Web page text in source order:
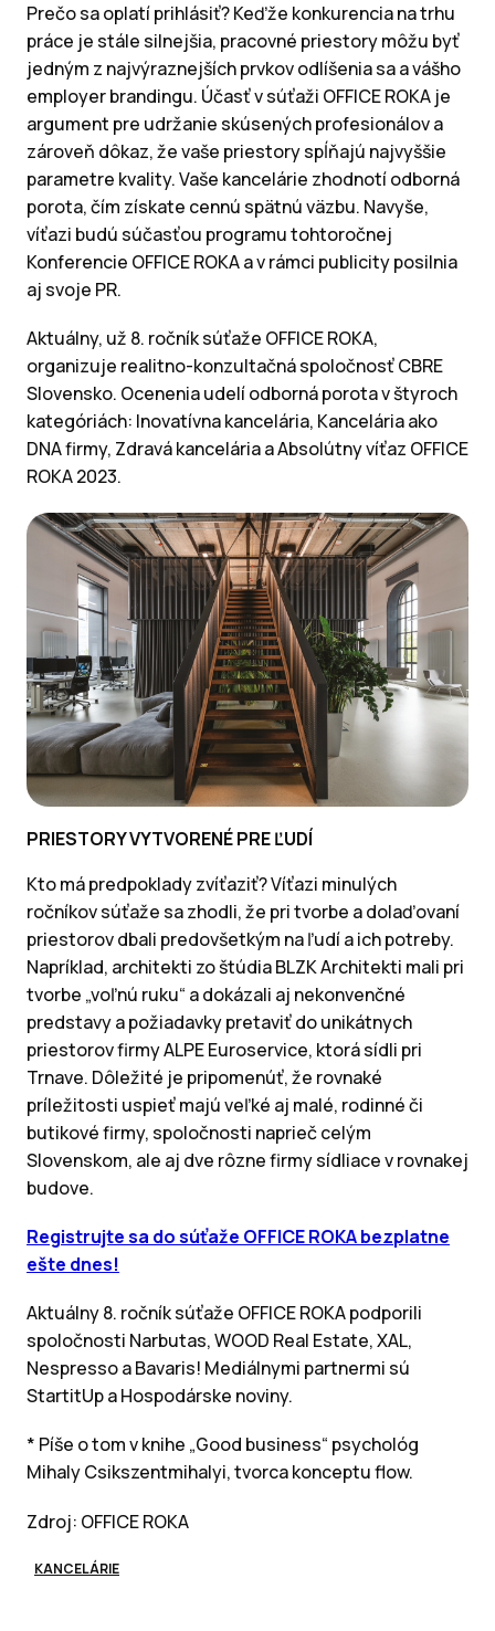
Prečo sa oplatí prihlásiť? Keďže konkurencia na trhu
práce je stále silnejšia, pracovné priestory môžu byť
jedným z najvýraznejších prvkov odlíšenia sa a vášho
employer brandingu. Účasť v súťaži OFFICE ROKA je
argument pre udržanie skúsených profesionálov a
zároveň dôkaz, že vaše priestory spĺňajú najvyššie
parametre kvality. Vaše kancelárie zhodnotí odborná
porota, čím získate cennú spätnú väzbu. Navyše,
víťazi budú súčasťou programu tohtoročnej
Konferencie OFFICE ROKA a v rámci publicity posilnia
aj svoje PR.
Aktuálny, už 8. ročník súťaže OFFICE ROKA,
organizuje realitno-konzultačná spoločnosť CBRE
Slovensko. Ocenenia udelí odborná porota v štyroch
kategóriách: Inovatívna kancelária, Kancelária ako
DNA firmy, Zdravá kancelária a Absolútny víťaz OFFICE
ROKA 2023.
PRIESTORY VYTVORENÉ PRE ĽUDÍ
Kto má predpoklady zvíťaziť? Víťazi minulých
ročníkov súťaže sa zhodli, že pri tvorbe a dolaďovaní
priestorov dbali predovšetkým na ľudí a ich potreby.
Napríklad, architekti zo štúdia BLZK Architekti mali pri
tvorbe „voľnú ruku“ a dokázali aj nekonvenčné
predstavy a požiadavky pretaviť do unikátnych
priestorov firmy ALPE Euroservice, ktorá sídli pri
Trnave. Dôležité je pripomenúť, že rovnaké
príležitosti uspieť majú veľké aj malé, rodinné či
butikové firmy, spoločnosti naprieč celým
Slovenskom, ale aj dve rôzne firmy sídliace v rovnakej
budove.
Registrujte sa do súťaže OFFICE ROKA bezplatne
ešte dnes!
Aktuálny 8. ročník súťaže OFFICE ROKA podporili
spoločnosti Narbutas, WOOD Real Estate, XAL,
Nespresso a Bavaris! Mediálnymi partnermi sú
StartitUp a Hospodárske noviny.
* Píše o tom v knihe „Good business“ psychológ
Mihaly Csikszentmihalyi, tvorca konceptu flow.
Zdroj: OFFICE ROKA
KANCELÁRIE